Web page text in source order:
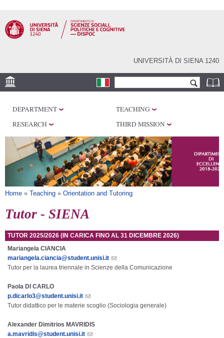
main
content
UNIVERSITÀ DI SIENA 1240
RESEARCH
LABORATORIES
LIBRARIES
SERVICES
DEPARTMENT
TEACHING
RESEARCH
THIRD MISSION
You are here
Home » Teaching » Orientation and Tutoring
Tutor - SIENA
TUTOR 2025/2026 (IN CARICA FINO AL 31 DICEMBRE 2026)
Mariangela CIANCIA
mariangela.ciancia@student.unisi.it
Tutor per la laurea triennale in Scienze della Comunicazione
Paola DI CARLO
p.dicarlo3@student.unisi.it
Tutor didattico per le materie scoglio (Sociologia generale)
Alexander Dimitrios MAVRIDIS
a.mavridis@student.unisi.it